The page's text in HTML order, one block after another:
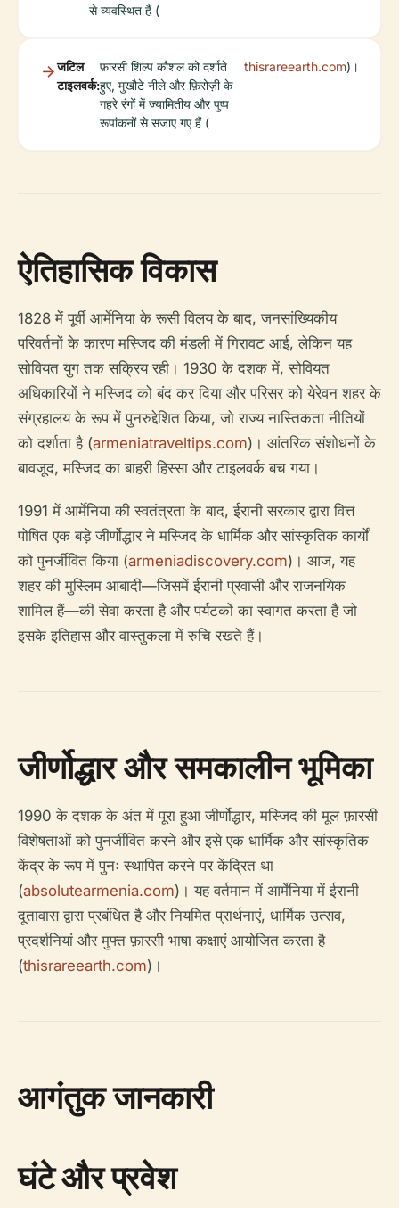
से व्यवस्थित हैं (
जटिल
टाइलवर्क:
फ़ारसी शिल्प कौशल को दर्शाते
हुए, मुखौटे नीले और फ़िरोज़ी के
गहरे रंगों में ज्यामितीय और पुष्प
रूपांकनों से सजाए गए हैं (
thisrareearth.com)।
ऐतिहासिक विकास
1828 में पूर्वी आर्मेनिया के रूसी विलय के बाद, जनसांख्यिकीय
परिवर्तनों के कारण मस्जिद की मंडली में गिरावट आई, लेकिन यह
सोवियत युग तक सक्रिय रही। 1930 के दशक में, सोवियत
अधिकारियों ने मस्जिद को बंद कर दिया और परिसर को येरेवन शहर के
संग्रहालय के रूप में पुनरुद्देशित किया, जो राज्य नास्तिकता नीतियों
को दर्शाता है (armeniatraveltips.com)। आंतरिक संशोधनों के
बावजूद, मस्जिद का बाहरी हिस्सा और टाइलवर्क बच गया।
1991 में आर्मेनिया की स्वतंत्रता के बाद, ईरानी सरकार द्वारा वित्त
पोषित एक बड़े जीर्णोद्धार ने मस्जिद के धार्मिक और सांस्कृतिक कार्यों
को पुनर्जीवित किया (armeniadiscovery.com)। आज, यह
शहर की मुस्लिम आबादी—जिसमें ईरानी प्रवासी और राजनयिक
शामिल हैं—की सेवा करता है और पर्यटकों का स्वागत करता है जो
इसके इतिहास और वास्तुकला में रुचि रखते हैं।
जीर्णोद्धार और समकालीन भूमिका
1990 के दशक के अंत में पूरा हुआ जीर्णोद्धार, मस्जिद की मूल फ़ारसी
विशेषताओं को पुनर्जीवित करने और इसे एक धार्मिक और सांस्कृतिक
केंद्र के रूप में पुनः स्थापित करने पर केंद्रित था
(absolutearmenia.com)। यह वर्तमान में आर्मेनिया में ईरानी
दूतावास द्वारा प्रबंधित है और नियमित प्रार्थनाएं, धार्मिक उत्सव,
प्रदर्शनियां और मुफ्त फ़ारसी भाषा कक्षाएं आयोजित करता है
(thisrareearth.com)।
आगंतुक जानकारी
घंटे और प्रवेश